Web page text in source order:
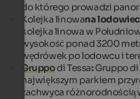
do którego prowadzi
Kolejka linowana
kolejka linowa w
wysokość ponad 3200
wędrówek po lodowcu i
Gruppodi Tessa:Gruppo di
największym parkiem
zachwyca